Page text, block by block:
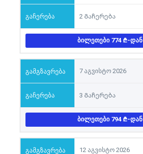
2 Გაჩერება
ᲑᲘᲚᲔᲗᲔᲑᲘ 774 -ᲓᲐᲜ
7 აგვისტო 2026
3 Გაჩერება
ᲑᲘᲚᲔᲗᲔᲑᲘ 794 -ᲓᲐᲜ
12 აგვისტო 2026